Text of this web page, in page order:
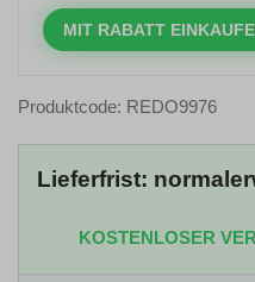
MIT RABATT
Produktcode: REDO9976
Lieferfrist:
KOSTENLOSER